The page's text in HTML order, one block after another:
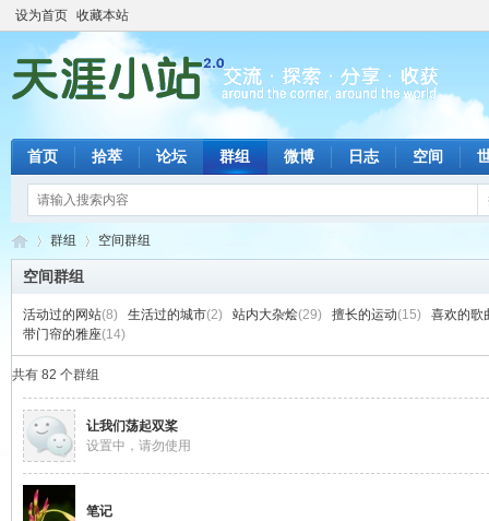
设为首页 收藏本站
首页 拾萃 论坛 群组 微博 日志 空间
天 ›
群组
›
空间群组
空间群组
活动过的网站(8) 生活过的城市(2) 站内大杂烩(29) 擅长的运动(15)
喜欢的歌
带门帘的雅座(14)
共有 82 个群组
让我们荡起双桨
设置中，请勿使用
笔记